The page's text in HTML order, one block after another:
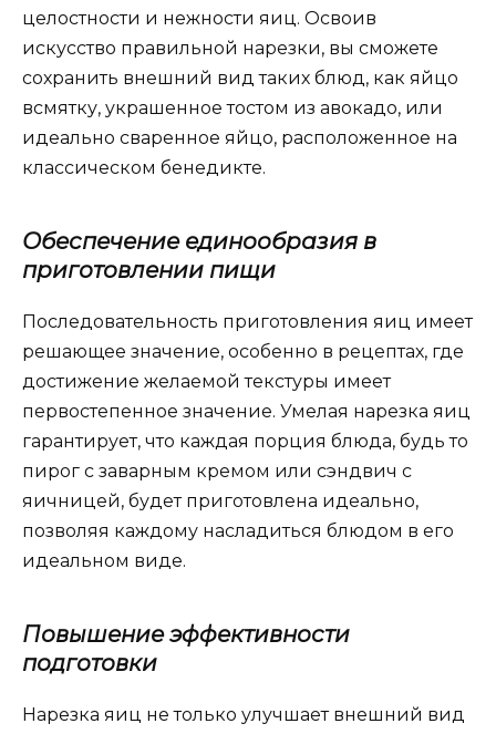
целостности и нежности яиц. Освоив
искусство правильной нарезки, вы сможете
сохранить внешний вид таких блюд, как яйцо
всмятку, украшенное тостом из авокадо, или
идеально сваренное яйцо, расположенное на
классическом бенедикте.
Обеспечение единообразия в
приготовлении пищи
Последовательность приготовления яиц имеет
решающее значение, особенно в рецептах, где
достижение желаемой текстуры имеет
первостепенное значение. Умелая нарезка яиц
гарантирует, что каждая порция блюда, будь то
пирог с заварным кремом или сэндвич с
яичницей, будет приготовлена ​​идеально,
позволяя каждому насладиться блюдом в его
идеальном виде.
Повышение эффективности
подготовки
Нарезка яиц не только улучшает внешний вид